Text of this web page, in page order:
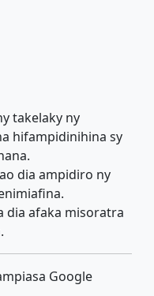
takelaky ny
hifampidinihina sy
dia ampidiro ny
dia afaka misoratra
Google